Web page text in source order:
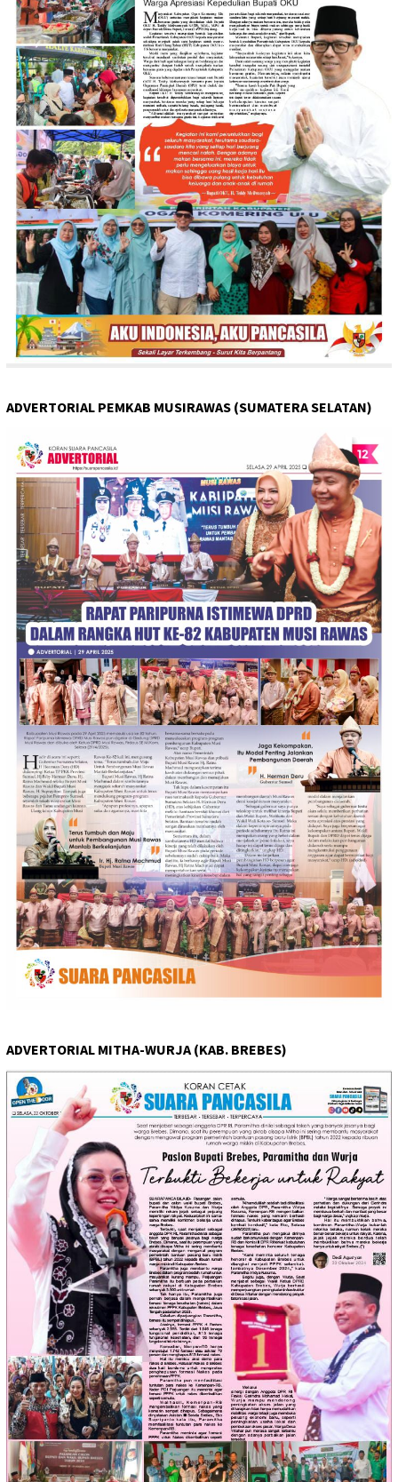
ADVERTORIAL PEMKAB MUSIRAWAS (SUMATERA SELATAN)
ADVERTORIAL MITHA-WURJA (KAB. BREBES)